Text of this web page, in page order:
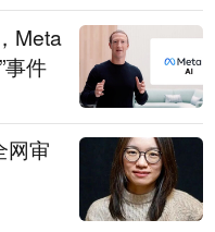
Meta
事件
网审